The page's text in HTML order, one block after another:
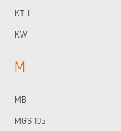
KTH
KW
M
MB
MGS 105